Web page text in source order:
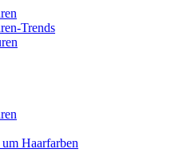
Trends
Haarfarben